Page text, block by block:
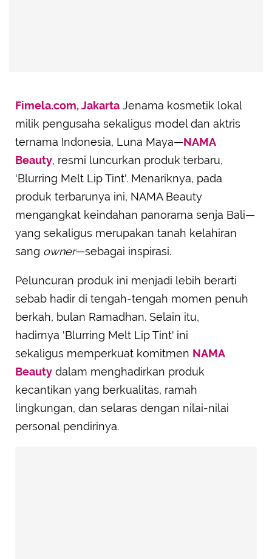
Fimela.com, Jakarta Jenama kosmetik lokal
milik pengusaha sekaligus model dan aktris
ternama Indonesia, Luna Maya—NAMA
Beauty, resmi luncurkan produk terbaru,
'Blurring Melt Lip Tint'. Menariknya, pada
produk terbarunya ini, NAMA Beauty
mengangkat keindahan panorama senja Bali—
yang sekaligus merupakan tanah kelahiran
sang owner—sebagai inspirasi.
Peluncuran produk ini menjadi lebih berarti
sebab hadir di tengah-tengah momen penuh
berkah, bulan Ramadhan. Selain itu,
hadirnya 'Blurring Melt Lip Tint' ini
sekaligus memperkuat komitmen NAMA
Beauty dalam menghadirkan produk
kecantikan yang berkualitas, ramah
lingkungan, dan selaras dengan nilai-nilai
personal pendirinya.